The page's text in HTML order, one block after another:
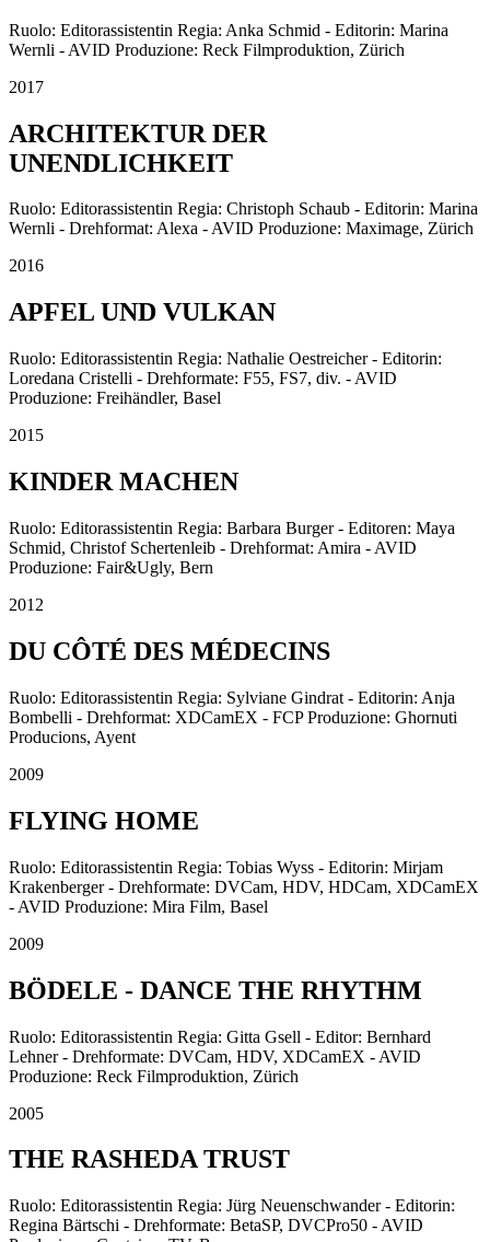
Ruolo: Editorassistentin Regia: Anka Schmid - Editorin: Marina
Wernli - AVID Produzione: Reck Filmproduktion, Zürich
2017
ARCHITEKTUR DER
UNENDLICHKEIT
Ruolo: Editorassistentin Regia: Christoph Schaub - Editorin: Marina
Wernli - Drehformat: Alexa - AVID Produzione: Maximage, Zürich
2016
APFEL UND VULKAN
Ruolo: Editorassistentin Regia: Nathalie Oestreicher - Editorin:
Loredana Cristelli - Drehformate: F55, FS7, div. - AVID
Produzione: Freihändler, Basel
2015
KINDER MACHEN
Ruolo: Editorassistentin Regia: Barbara Burger - Editoren: Maya
Schmid, Christof Schertenleib - Drehformat: Amira - AVID
Produzione: Fair&Ugly, Bern
2012
DU CÔTÉ DES MÉDECINS
Ruolo: Editorassistentin Regia: Sylviane Gindrat - Editorin: Anja
Bombelli - Drehformat: XDCamEX - FCP Produzione: Ghornuti
Producions, Ayent
2009
FLYING HOME
Ruolo: Editorassistentin Regia: Tobias Wyss - Editorin: Mirjam
Krakenberger - Drehformate: DVCam, HDV, HDCam, XDCamEX
- AVID Produzione: Mira Film, Basel
2009
BÖDELE - DANCE THE RHYTHM
Ruolo: Editorassistentin Regia: Gitta Gsell - Editor: Bernhard
Lehner - Drehformate: DVCam, HDV, XDCamEX - AVID
Produzione: Reck Filmproduktion, Zürich
2005
THE RASHEDA TRUST
Ruolo: Editorassistentin Regia: Jürg Neuenschwander - Editorin:
Regina Bärtschi - Drehformate: BetaSP, DVCPro50 - AVID